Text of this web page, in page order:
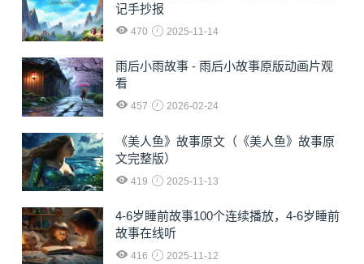
记手抄报
470 2025-11-14
雨后小雨故事 - 雨后小故事原版动画片观
看
457 2026-02-24
《美人鱼》故事原文（《美人鱼》故事原
文完整版）
419 2025-11-13
4-6岁睡前故事100个连续播放，4-6岁睡前
故事在线听
416 2025-11-12